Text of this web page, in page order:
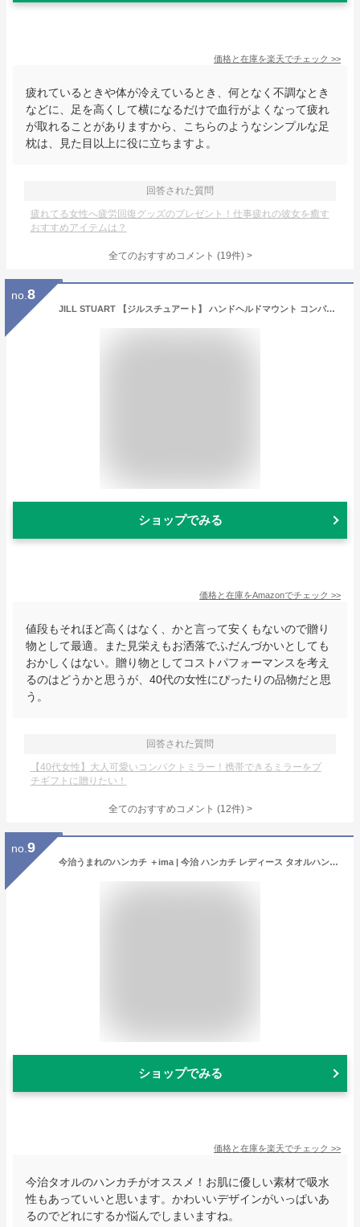
価格と在庫を楽天でチェック >>
疲れているときや体が冷えているとき、何となく不調なとき
などに、足を高くして横になるだけで血行がよくなって疲れ
が取れることがありますから、こちらのようなシンプルな足
枕は、見た目以上に役に立ちますよ。
回答された質問
疲れてる女性へ疲労回復グッズのプレゼント！仕事疲れの彼女を癒す
おすすめアイテムは？
全てのおすすめコメント (19件) >
no. 8
JILL STUART 【ジルスチュアート】 ハンドヘルドマウント コンパクトミラーII
ショップでみる
価格と在庫をAmazonでチェック >>
値段もそれほど高くはなく、かと言って安くもないので贈り
物として最適。また見栄えもお洒落でふだんづかいとしても
おかしくはない。贈り物としてコストパフォーマンスを考え
るのはどうかと思うが、40代の女性にぴったりの品物だと思
う。
回答された質問
【40代女性】大人可愛いコンパクトミラー！携帯できるミラーをプ
チギフトに贈りたい！
全てのおすすめコメント (12件) >
no. 9
今治うまれのハンカチ ＋ima | 今治 ハンカチ レディース タオルハンカチ プレゼント 女性 プチギフト おしゃれ ギフト かわいい ミニタオル 今治タオル お礼 ミニハンカチ 子供 ミニ お祝い 母の日 ハンドタオル 小物 実用的 ハンカチタオル
ショップでみる
価格と在庫を楽天でチェック >>
今治タオルのハンカチがオススメ！お肌に優しい素材で吸水
性もあっていいと思います。かわいいデザインがいっぱいあ
るのでどれにするか悩んでしまいますね。